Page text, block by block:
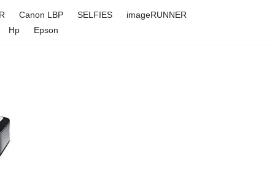
Canon LBP SELFIES
imageRUNNER
Hp Epson